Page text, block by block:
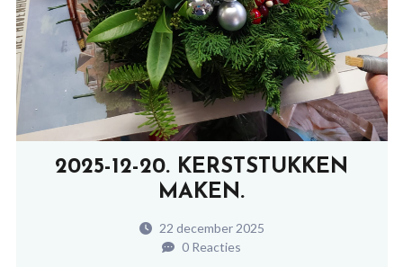
2025-12-20. KERSTSTUKKEN
MAKEN.
22 december 2025
0 Reacties